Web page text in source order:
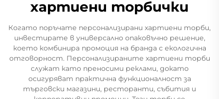
хартиени торбички
Когато поръчате персонализирани хартиени торби,
инвестирате в универсално опаковъчно решение,
което комбинира промоция на бранда с екологична
отговорност. Персонализираните хартиени торби
служат като преносими реклами, докато
осигуряват практична функционалност за
търговски магазини, ресторанти, събития и